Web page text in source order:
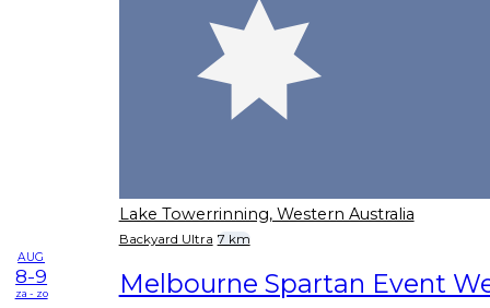
Lake Towerrinning, Western Australia
Backyard Ultra 7 km
AUG
8-9
za - zo Melbourne Spartan Event